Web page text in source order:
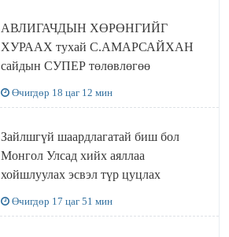
АВЛИГАЧДЫН ХӨРӨНГИЙГ
ХУРААХ тухай С.АМАРСАЙХАН
сайдын СУПЕР төлөвлөгөө
Өчигдөр 18 цаг 12 мин
Зайлшгүй шаардлагатай биш бол
Монгол Улсад хийх аяллаа
хойшлуулах эсвэл түр цуцлах
Өчигдөр 17 цаг 51 мин